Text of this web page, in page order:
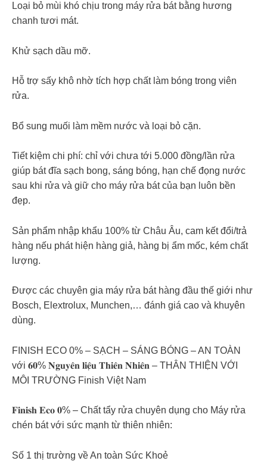
Loại bỏ mùi khó chịu trong máy rửa bát bằng hương
chanh tươi mát.
Khử sạch dầu mỡ.
Hỗ trợ sấy khô nhờ tích hợp chất làm bóng trong viên
rửa.
Bổ sung muối làm mềm nước và loại bỏ cặn.
Tiết kiệm chi phí: chỉ với chưa tới 5.000 đồng/lần rửa
giúp bát đĩa sạch bong, sáng bóng, hạn chế đọng nước
sau khi rửa và giữ cho máy rửa bát của bạn luôn bền
đẹp.
Sản phẩm nhập khẩu 100% từ Châu Âu, cam kết đổi/trả
hàng nếu phát hiện hàng giả, hàng bị ẩm mốc, kém chất
lượng.
Được các chuyên gia máy rửa bát hàng đầu thế giới như
Bosch, Elextrolux, Munchen,… đánh giá cao và khuyên
dùng.
FINISH ECO 0% – SẠCH – SÁNG BÓNG – AN TOÀN
với 𝟔𝟎% 𝐍𝐠𝐮𝐲𝐞̂𝐧 𝐥𝐢𝐞̣̂𝐮 𝐓𝐡𝐢𝐞̂𝐧 𝐍𝐡𝐢𝐞̂𝐧 – THÂN THIỆN VỚI
MÔI TRƯỜNG Finish Việt Nam
𝐅𝐢𝐧𝐢𝐬𝐡 𝐄𝐜𝐨 𝟎% – Chất tẩy rửa chuyên dụng cho Máy rửa
chén bát với sức mạnh từ thiên nhiên:
Số 1 thị trường về An toàn Sức Khoẻ